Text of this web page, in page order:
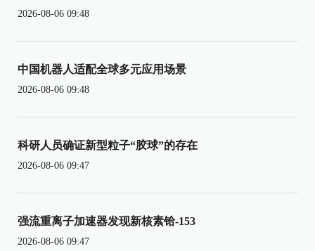
2026-08-06 09:48
中国机器人适配全球多元应用场景
2026-08-06 09:48
科研人员确证新型粒子“胶球”的存在
2026-08-06 09:47
强流重离子加速器发现新核素铪-153
2026-08-06 09:47